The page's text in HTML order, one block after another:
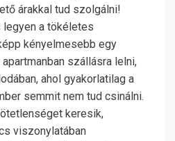
árakkal tud szolgálni!
legyen a tökéletes
kényelmesebb egy
szállásra lelni,
ahol gyakorlatilag a
semmit nem tud csinálni.
keresik,
viszonylatában